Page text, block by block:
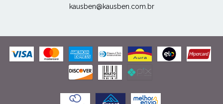
kausben@kausben.com.br